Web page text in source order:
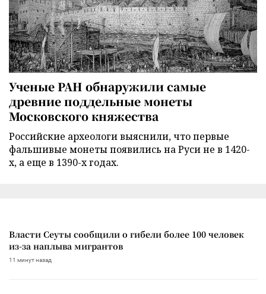
Ученые РАН обнаружили самые
древние поддельные монеты
Московского княжества
Российские археологи выяснили, что первые
фальшивые монеты появились на Руси не в 1420-
х, а еще в 1390-х годах.
Власти Сеуты сообщили о гибели более 100 человек
из-за наплыва мигрантов
11 минут назад